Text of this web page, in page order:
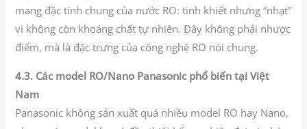
mang đặc tính chung của nước RO: tinh khiết nhưng “nhạt”
vì không còn khoáng chất tự nhiên. Đây không phải nhược
điểm, mà là đặc trưng của công nghệ RO nói chung.
4.3. Các model RO/Nano Panasonic phổ biến tại Việt
Nam
Panasonic không sản xuất quá nhiều model RO hay Nano,